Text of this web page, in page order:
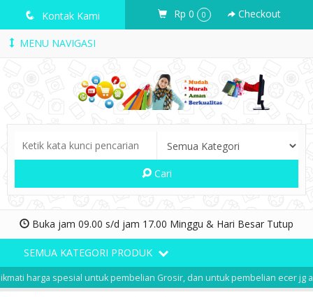
q Kontak Kami Rp 0 0 Checkout
MENU NAVIGASI
Cari
Buka jam 09.00 s/d jam 17.00 Minggu & Hari Besar Tutup
SEMUA KATEGORI PRODUK
harga spesial untuk pembelian Grosir, dan untuk pembelian ecer jg ada